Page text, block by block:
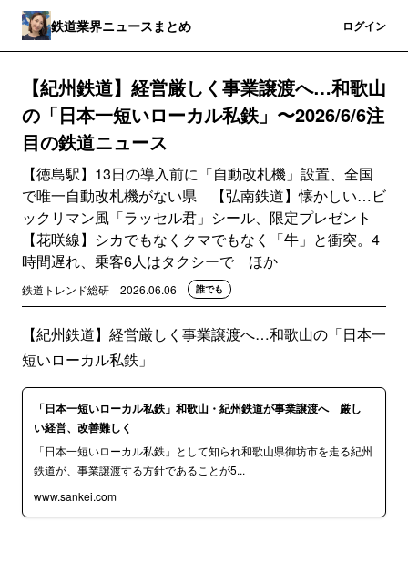
鉄道業界ニュースまとめ ログイン
【紀州鉄道】経営厳しく事業譲渡へ…和歌山
の「日本一短いローカル私鉄」〜2026/6/6注
目の鉄道ニュース
【徳島駅】13日の導入前に「自動改札機」設置、全国
で唯一自動改札機がない県 【弘南鉄道】懐かしい…ビ
ックリマン風「ラッセル君」シール、限定プレゼント
【花咲線】シカでもなくクマでもなく「牛」と衝突。4
時間遅れ、乗客6人はタクシーで ほか
鉄道トレンド総研 2026.06.06 誰でも
【紀州鉄道】経営厳しく事業譲渡へ…和歌山の「日本一
短いローカル私鉄」
「日本一短いローカル私鉄」和歌山・紀州鉄道が事業譲渡へ 厳し
い経営、改善難しく
「日本一短いローカル私鉄」として知られ和歌山県御坊市を走る紀州
鉄道が、事業譲渡する方針であることが5...
www.sankei.com